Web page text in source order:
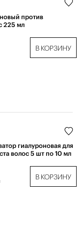
против
225 мл
В КОРЗИНУ
гиалуроновая для
волос 5 шт по 10 мл
В КОРЗИНУ